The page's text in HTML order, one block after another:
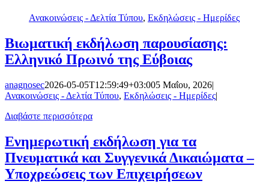
Ανακοινώσεις - Δελτία Τύπου, Εκδηλώσεις - Ημερίδες
Βιωματική εκδήλωση παρουσίασης:
Ελληνικό Πρωινό της Εύβοιας
anagnosec2026-05-05T12:59:49+03:005 Μαΐου, 2026|
Ανακοινώσεις - Δελτία Τύπου, Εκδηλώσεις - Ημερίδες|
Διαβάστε περισσότερα
Ενημερωτική εκδήλωση για τα
Πνευματικά και Συγγενικά Δικαιώματα –
Υποχρεώσεις των Επιχειρήσεων